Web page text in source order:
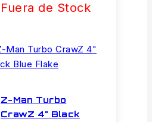
Fuera de Stock
Z-Man Turbo
CrawZ 4" Black